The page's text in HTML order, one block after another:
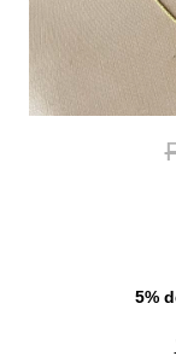
5%